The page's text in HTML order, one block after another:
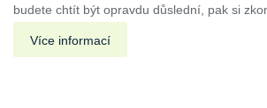
budete chtít být opravdu důslední, pak si
Více informací